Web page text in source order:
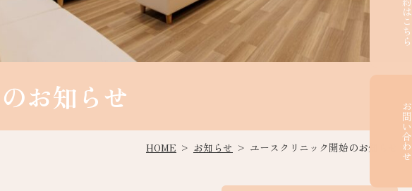
お問
お知らせ
HOME お知らせ ユースクリニック開始のお知らせ